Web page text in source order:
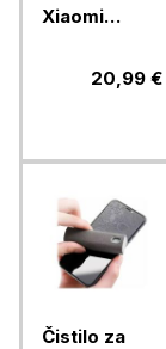
Xiaomi
max 22,5W
20,99 €
Čistilo za